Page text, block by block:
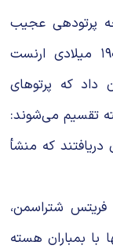
پرتودهی عجیب
سنگ معدن اورانیوم گردید. در سال ۱۹۰۹ میلادی ارنست
داد که پرتوهای
تقسیم می‌شوند:
دریافتند که منشأ
و فریتس شتراسمن،
با بمباران هسته